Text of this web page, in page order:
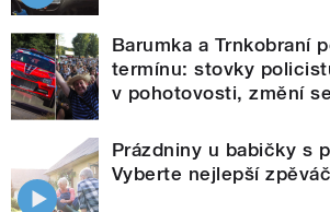
Barumka a Trnkobraní
termínu: stovky
v pohotovosti, změní
Prázdniny u babičky s
Vyberte nejlepší